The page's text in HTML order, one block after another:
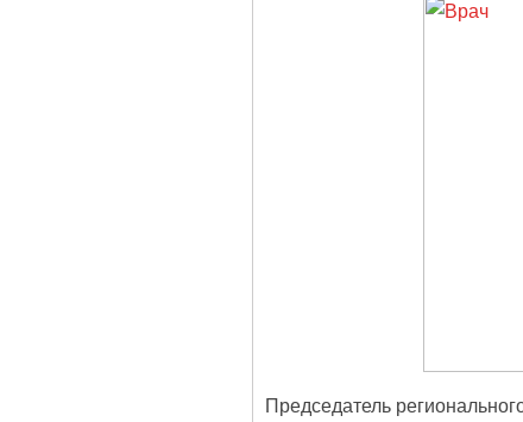
Председатель